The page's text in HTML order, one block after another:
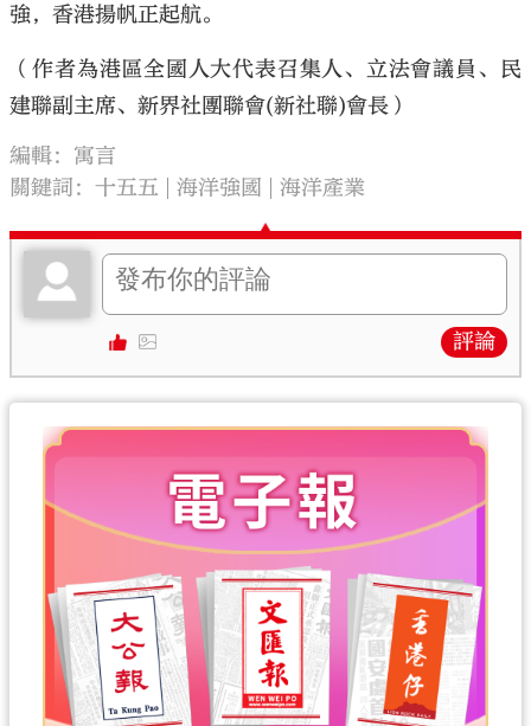
強，香港揚帆正起航。
（作者為港區全國人大代表召集人、立法會議員、民
建聯副主席、新界社團聯會(新社聯)會長）
編輯：寓言
關鍵詞：十五五 海洋強國 海洋產業
評論